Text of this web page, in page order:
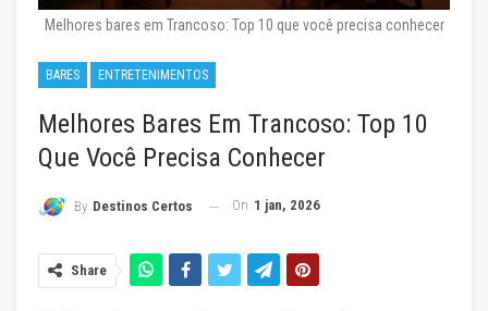
Melhores bares em Trancoso: Top 10 que você precisa conhecer
BARES ENTRETENIMENTOS
Melhores Bares Em Trancoso: Top 10
Que Você Precisa Conhecer
By Destinos Certos On 1 jan, 2026
Share